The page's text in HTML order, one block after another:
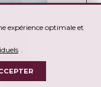
expérience optimale et
.